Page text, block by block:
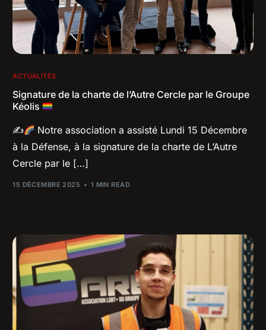
ACTUALITÉS
Signature de la charte de l’Autre Cercle par le Groupe
Kéolis
✍
Notre association a assisté Lundi 15 Décembre
à la Défense, à la signature de la charte de L’Autre
Cercle par le […]
15 DÉCEMBRE 2025 1 MIN READ